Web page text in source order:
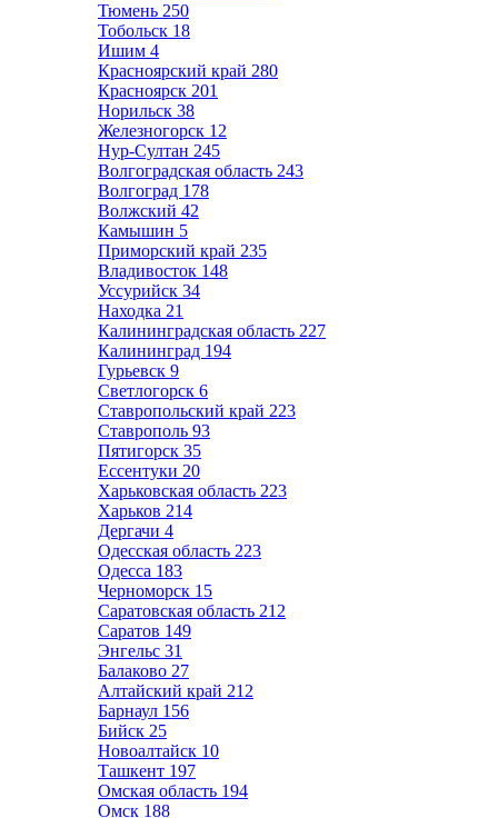
Тюмень 250
Тобольск 18
Ишим 4
Красноярский край 280
Красноярск 201
Норильск 38
Железногорск 12
Нур-Султан 245
Волгоградская область 243
Волгоград 178
Волжский 42
Камышин 5
Приморский край 235
Владивосток 148
Уссурийск 34
Находка 21
Калининградская область 227
Калининград 194
Гурьевск 9
Светлогорск 6
Ставропольский край 223
Ставрополь 93
Пятигорск 35
Ессентуки 20
Харьковская область 223
Харьков 214
Дергачи 4
Одесская область 223
Одесса 183
Черноморск 15
Саратовская область 212
Саратов 149
Энгельс 31
Балаково 27
Алтайский край 212
Барнаул 156
Бийск 25
Новоалтайск 10
Ташкент 197
Омская область 194
Омск 188